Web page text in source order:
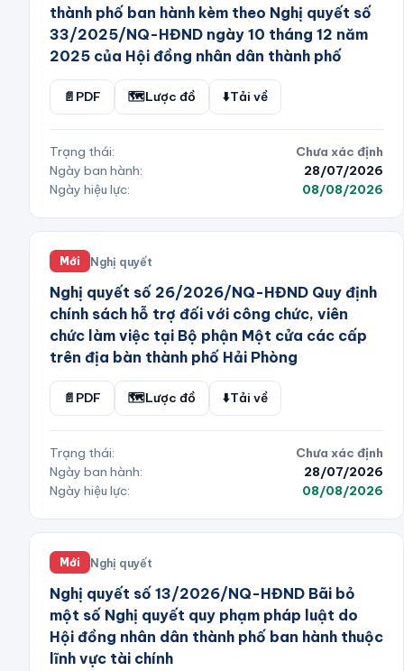
thành phố ban hành kèm theo Nghị quyết số
33/2025/NQ-HĐND ngày 10 tháng 12 năm
2025 của Hội đồng nhân dân thành phố
📄 PDF 🗺️Lược đồ ⬇️Tải về
Trạng thái:
Chưa xác định
Ngày ban hành:
28/07/2026
Ngày hiệu lực:
08/08/2026
Mới Nghị quyết
Nghị quyết số 26/2026/NQ-HĐND Quy định
chính sách hỗ trợ đối với công chức, viên
chức làm việc tại Bộ phận Một cửa các cấp
trên địa bàn thành phố Hải Phòng
📄 PDF 🗺️Lược đồ ⬇️Tải về
Trạng thái:
Chưa xác định
Ngày ban hành:
28/07/2026
Ngày hiệu lực:
08/08/2026
Mới Nghị quyết
Nghị quyết số 13/2026/NQ-HĐND Bãi bỏ
một số Nghị quyết quy phạm pháp luật do
Hội đồng nhân dân thành phố ban hành thuộc
lĩnh vực tài chính